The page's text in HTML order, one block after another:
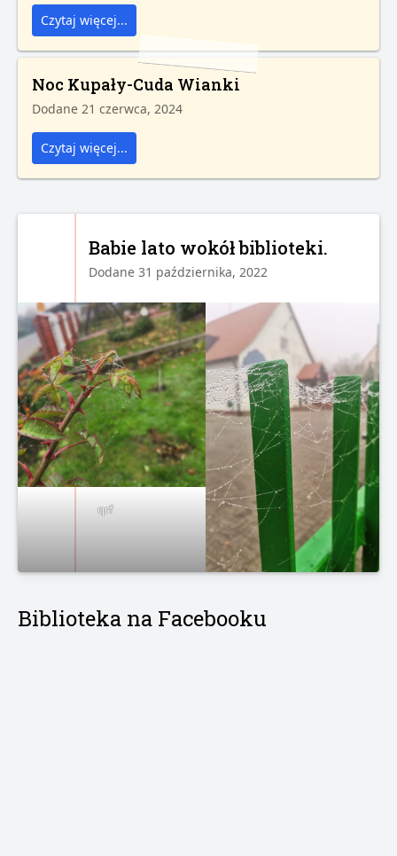
Czytaj więcej...
Noc Kupały-Cuda Wianki
Dodane 21 czerwca, 2024
Czytaj więcej...
Babie lato wokół biblioteki.
Dodane 31 października, 2022
qrf
Biblioteka na Facebooku